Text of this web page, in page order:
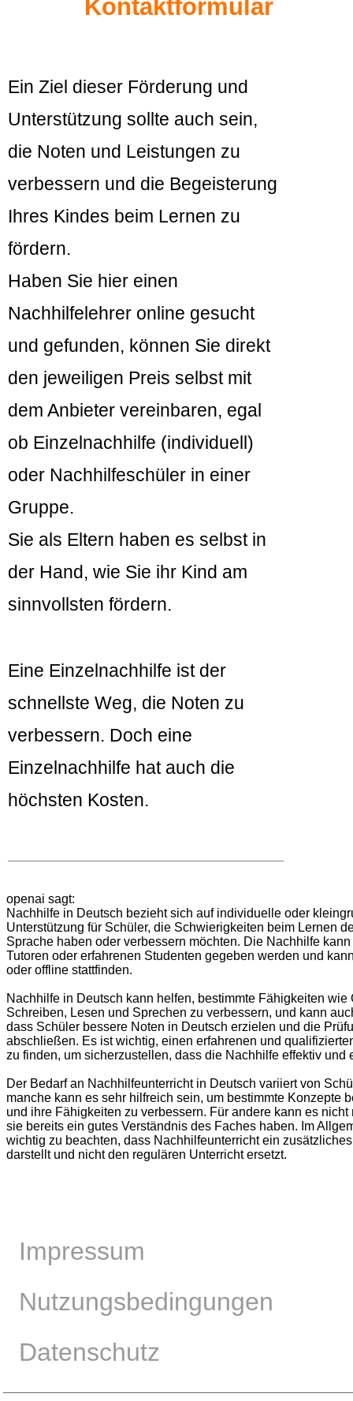
Kontaktformular
Ein Ziel dieser Förderung und
Unterstützung sollte auch sein,
die Noten und Leistungen zu
verbessern und die Begeisterung
Ihres Kindes beim Lernen zu
fördern.
Haben Sie hier einen
Nachhilfelehrer online gesucht
und gefunden, können Sie direkt
den jeweiligen Preis selbst mit
dem Anbieter vereinbaren, egal
ob Einzelnachhilfe (individuell)
oder Nachhilfeschüler in einer
Gruppe.
Sie als Eltern haben es selbst in
der Hand, wie Sie ihr Kind am
sinnvollsten fördern.
Eine Einzelnachhilfe ist der
schnellste Weg, die Noten zu
verbessern. Doch eine
Einzelnachhilfe hat auch die
höchsten Kosten.
openai sagt:
Nachhilfe in Deutsch bezieht sich auf individuelle oder
Unterstützung für Schüler, die Schwierigkeiten beim Lernen
Sprache haben oder verbessern möchten. Die Nachhilfe
Tutoren oder erfahrenen Studenten gegeben werden und
oder offline stattfinden.
Nachhilfe in Deutsch kann helfen, bestimmte Fähigkeiten wie
Schreiben, Lesen und Sprechen zu verbessern, und kann
dass Schüler bessere Noten in Deutsch erzielen und die
abschließen. Es ist wichtig, einen erfahrenen und
zu finden, um sicherzustellen, dass die Nachhilfe effektiv und
Der Bedarf an Nachhilfeunterricht in Deutsch variiert von
manche kann es sehr hilfreich sein, um bestimmte Konzepte
und ihre Fähigkeiten zu verbessern. Für andere kann es
sie bereits ein gutes Verständnis des Faches haben. Im
wichtig zu beachten, dass Nachhilfeunterricht ein
darstellt und nicht den regulären Unterricht ersetzt.
Impressum
Nutzungsbedingungen
Datenschutz